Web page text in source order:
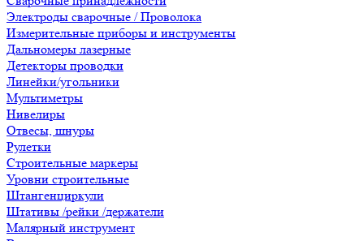
Электроды сварочные / Проволока
Измерительные приборы и инструменты
Дальномеры лазерные
Детекторы проводки
Линейки/угольники
Мультиметры
Нивелиры
Отвесы, шнуры
Рулетки
Строительные маркеры
Уровни строительные
Штангенциркули
Штативы /рейки /держатели
Малярный инструмент